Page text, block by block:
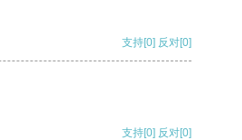
支持[0] 反对[0]
支持[0] 反对[0]